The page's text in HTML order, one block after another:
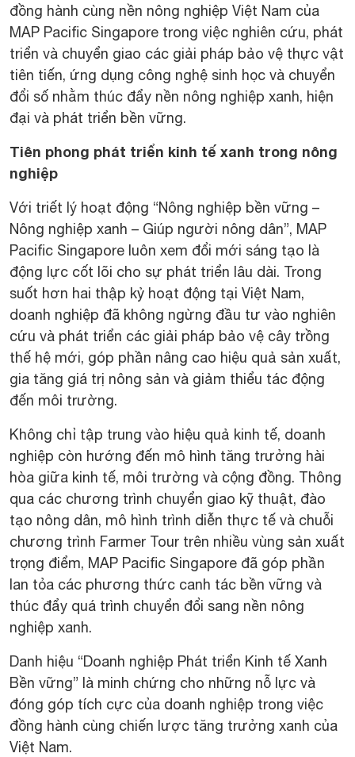
đồng hành cùng nền nông nghiệp Việt Nam của
MAP Pacific Singapore trong việc nghiên cứu, phát
triển và chuyển giao các giải pháp bảo vệ thực vật
tiên tiến, ứng dụng công nghệ sinh học và chuyển
đổi số nhằm thúc đẩy nền nông nghiệp xanh, hiện
đại và phát triển bền vững.
Tiên phong phát triển kinh tế xanh trong nông
nghiệp
Với triết lý hoạt động “Nông nghiệp bền vững –
Nông nghiệp xanh – Giúp người nông dân”, MAP
Pacific Singapore luôn xem đổi mới sáng tạo là
động lực cốt lõi cho sự phát triển lâu dài. Trong
suốt hơn hai thập kỷ hoạt động tại Việt Nam,
doanh nghiệp đã không ngừng đầu tư vào nghiên
cứu và phát triển các giải pháp bảo vệ cây trồng
thế hệ mới, góp phần nâng cao hiệu quả sản xuất,
gia tăng giá trị nông sản và giảm thiểu tác động
đến môi trường.
Không chỉ tập trung vào hiệu quả kinh tế, doanh
nghiệp còn hướng đến mô hình tăng trưởng hài
hòa giữa kinh tế, môi trường và cộng đồng. Thông
qua các chương trình chuyển giao kỹ thuật, đào
tạo nông dân, mô hình trình diễn thực tế và chuỗi
chương trình Farmer Tour trên nhiều vùng sản xuất
trọng điểm, MAP Pacific Singapore đã góp phần
lan tỏa các phương thức canh tác bền vững và
thúc đẩy quá trình chuyển đổi sang nền nông
nghiệp xanh.
Danh hiệu “Doanh nghiệp Phát triển Kinh tế Xanh
Bền vững” là minh chứng cho những nỗ lực và
đóng góp tích cực của doanh nghiệp trong việc
đồng hành cùng chiến lược tăng trưởng xanh của
Việt Nam.